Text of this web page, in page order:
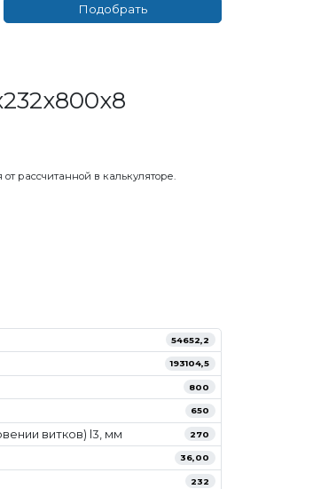
рассчитанной в калькуляторе.
54652,2
193104,5
800
650
витков) l3, мм 270
36,00
232